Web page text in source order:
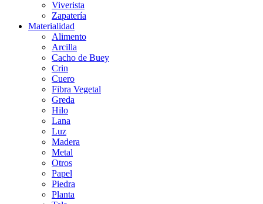
Viverista
Zapatería
Materialidad
Alimento
Arcilla
Cacho de Buey
Crin
Cuero
Fibra Vegetal
Greda
Hilo
Lana
Luz
Madera
Metal
Otros
Papel
Piedra
Planta